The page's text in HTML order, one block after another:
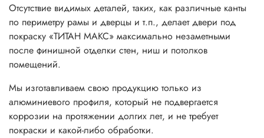
Отсутствие видимых деталей, таких, как различные канты
по периметру рамы и дверцы и т.п., делает двери под
покраску «ТИТАН МАКС» максимально незаметными
после финишной отделки стен, ниш и потолков
помещений.
Мы изготавливаем свою продукцию только из
алюминиевого профиля, который не подвергается
коррозии на протяжении долгих лет, и не требует
покраски и какой-либо обработки.